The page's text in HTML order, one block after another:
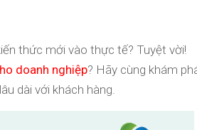
thức mới vào thực tế? Tuyệt vời!
doanh nghiệp? Hãy cùng khám
dài với khách hàng.